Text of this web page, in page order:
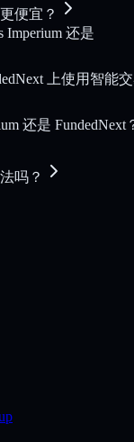
便宜？
Imperium 还是
上使用智能
还是 FundedNext
吗？